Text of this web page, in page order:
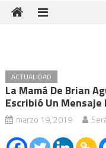
ACTUALIDAD
La Mamá De Brian
Escribió Un Mensaje
marzo 19, 2019